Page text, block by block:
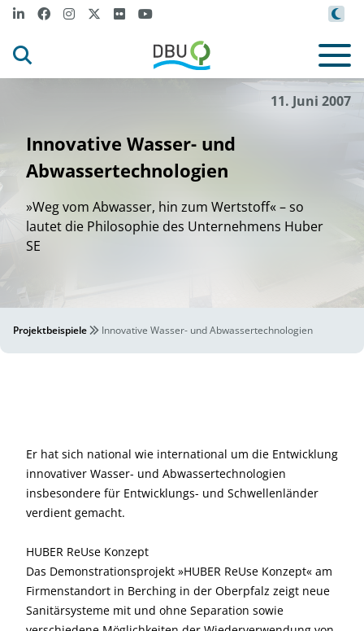
11. Juni 2007
Innovative Wasser- und
Abwassertechnologien
»Weg vom Abwasser, hin zum Wertstoff« – so
lautet die Philosophie des Unternehmens Huber
SE
Projektbeispiele Innovative Wasser- und Abwassertechnologien
Er hat sich national wie international um die Entwicklung
innovativer Wasser- und Abwassertechnologien
insbesondere für Entwicklungs- und Schwellenländer
verdient gemacht.
HUBER ReUse Konzept
Das Demonstrationsprojekt »HUBER ReUse Konzept« am
Firmenstandort in Berching in der Oberpfalz zeigt neue
Sanitärsysteme mit und ohne Separation sowie